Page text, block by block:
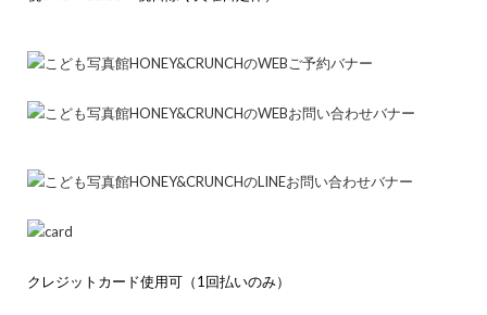
クレジットカード使用可（1回払いのみ）